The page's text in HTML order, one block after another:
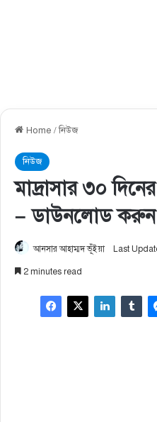
Home /নিউজ
নিউজ
মাদ্রাসার ৩০
– ডাউনলোড করুন
আনসার আহাম্মদ ভূঁইয়া Last
2 minutes read